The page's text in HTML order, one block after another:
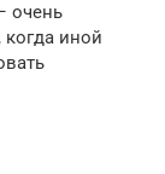
очень
иной